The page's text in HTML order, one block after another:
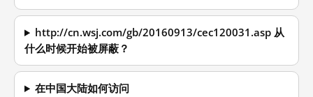
http://cn.wsj.com/gb/20160913/cec120031.asp 从
什么时候开始被屏蔽？
在中国大陆如何访问